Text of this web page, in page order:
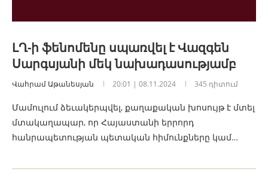
ԼՂ-ի ֆենոմենը սպառվել է Վազգեն
Սարգսյանի մեկ նախադասությամբ
Վահրամ Աթանեսյան 20:01 | 08.11.2024 345 դիտում
Մամուլում ձեւակերպվել, քաղաքական խոսույթ է մտել
մտակաղապար, որ Հայաստանի երրորդ
հանրապետության պետական հիմունքները կամ…